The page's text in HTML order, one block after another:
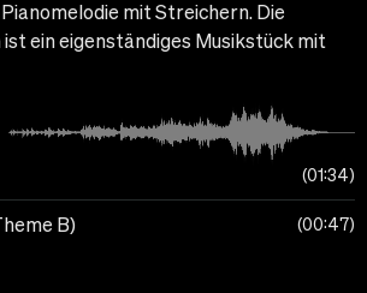
mit Streichern. Die
ein eigenständiges Musikstück mit
01:34
B) 00:47